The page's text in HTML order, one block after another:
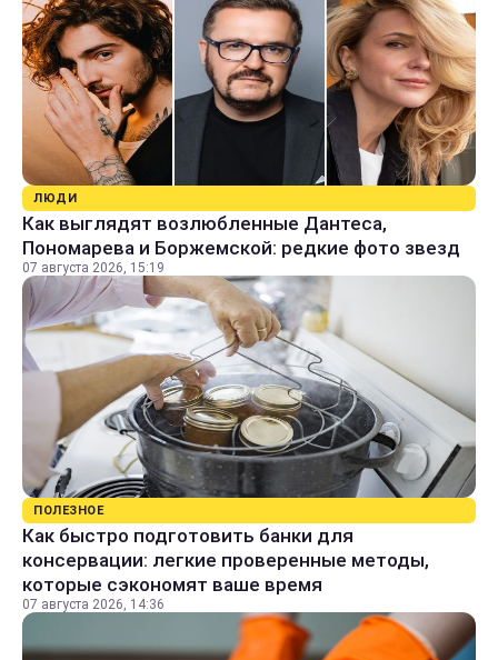
ЛЮДИ
Как выглядят возлюбленные Дантеса,
Пономарева и Боржемской: редкие фото звезд
07 августа 2026, 15:19
ПОЛЕЗНОЕ
Как быстро подготовить банки для
консервации: легкие проверенные методы,
которые сэкономят ваше время
07 августа 2026, 14:36